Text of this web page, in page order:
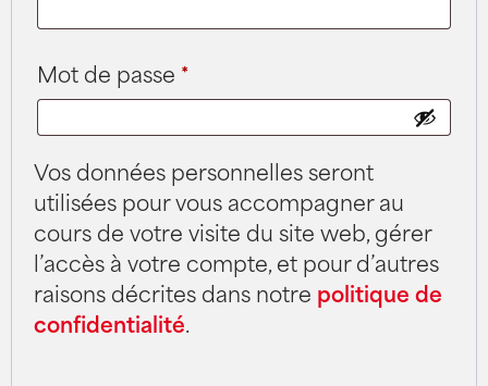
Mot de passe *
Vos données personnelles seront
utilisées pour vous accompagner au
cours de votre visite du site web, gérer
l’accès à votre compte, et pour d’autres
raisons décrites dans notre politique de
confidentialité.